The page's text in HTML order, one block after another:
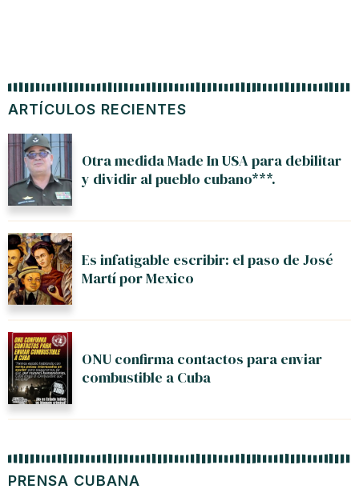
ARTÍCULOS RECIENTES
Otra medida Made In USA para debilitar
y dividir al pueblo cubano***.
Es infatigable escribir: el paso de José
Martí por Mexico
ONU confirma contactos para enviar
combustible a Cuba
PRENSA CUBANA